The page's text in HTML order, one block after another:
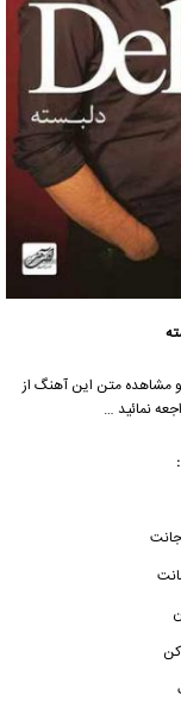
با کیفیت ۱۲۸ و ۳۲۰ و مشاهده متن این آهنگ از
نمائید …
: